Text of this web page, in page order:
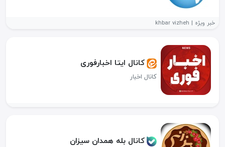
خبر ویژه | khbar vizheh
کانال ایتا اخبارفوری
کانال اخبار
کانال بله همدان سیزان